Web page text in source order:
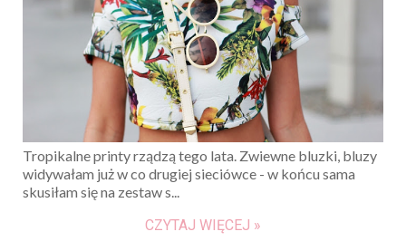
Tropikalne printy rządzą tego lata. Zwiewne bluzki, bluzy
widywałam już w co drugiej sieciówce - w końcu sama
skusiłam się na zestaw s...
CZYTAJ WIĘCEJ »